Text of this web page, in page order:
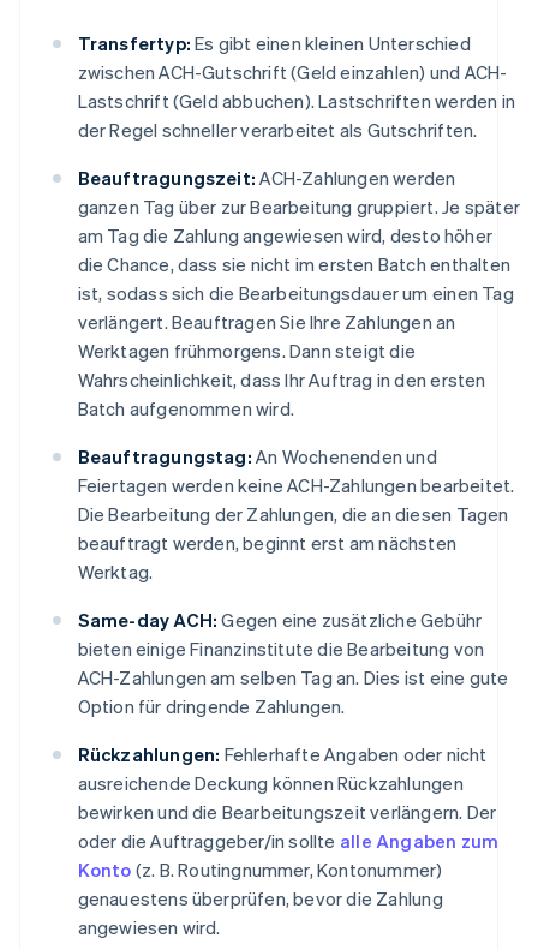
Transfertyp: Es gibt einen kleinen Unterschied
zwischen ACH-Gutschrift (Geld einzahlen) und ACH-
Lastschrift (Geld abbuchen). Lastschriften werden in
der Regel schneller verarbeitet als Gutschriften.
Beauftragungszeit: ACH-Zahlungen werden
ganzen Tag über zur Bearbeitung gruppiert. Je später
am Tag die Zahlung angewiesen wird, desto höher
die Chance, dass sie nicht im ersten Batch enthalten
ist, sodass sich die Bearbeitungsdauer um einen Tag
verlängert. Beauftragen Sie Ihre Zahlungen an
Werktagen frühmorgens. Dann steigt die
Wahrscheinlichkeit, dass Ihr Auftrag in den ersten
Batch aufgenommen wird.
Beauftragungstag: An Wochenenden und
Feiertagen werden keine ACH-Zahlungen bearbeitet.
Die Bearbeitung der Zahlungen, die an diesen Tagen
beauftragt werden, beginnt erst am nächsten
Werktag.
Same-day ACH: Gegen eine zusätzliche Gebühr
bieten einige Finanzinstitute die Bearbeitung von
ACH-Zahlungen am selben Tag an. Dies ist eine gute
Option für dringende Zahlungen.
Rückzahlungen: Fehlerhafte Angaben oder nicht
ausreichende Deckung können Rückzahlungen
bewirken und die Bearbeitungszeit verlängern. Der
oder die Auftraggeber/in sollte alle Angaben zum
Konto (z. B. Routingnummer, Kontonummer)
genauestens überprüfen, bevor die Zahlung
angewiesen wird.